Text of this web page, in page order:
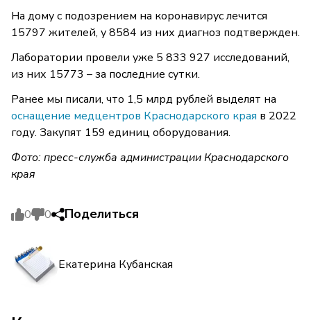
На дому с подозрением на коронавирус лечится
15797 жителей, у 8584 из них диагноз подтвержден.
Лаборатории провели уже 5 833 927 исследований,
из них 15773 – за последние сутки.
Ранее мы писали, что 1,5 млрд рублей выделят на
оснащение медцентров Краснодарского края в 2022
году. Закупят 159 единиц оборудования.
Фото: пресс-служба администрации Краснодарского
края
0 0 Поделиться
Екатерина Кубанская